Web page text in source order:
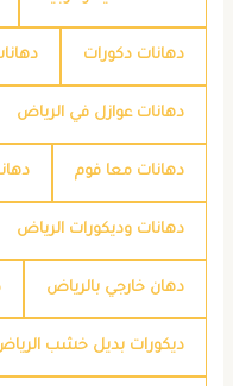
دهانات دكورات
دهانات عوازل في الرياض
دهانات معا فوم
دهانات وديكورات الرياض
دهان خارجي بالرياض
ديكورات بديل خشب الرياض